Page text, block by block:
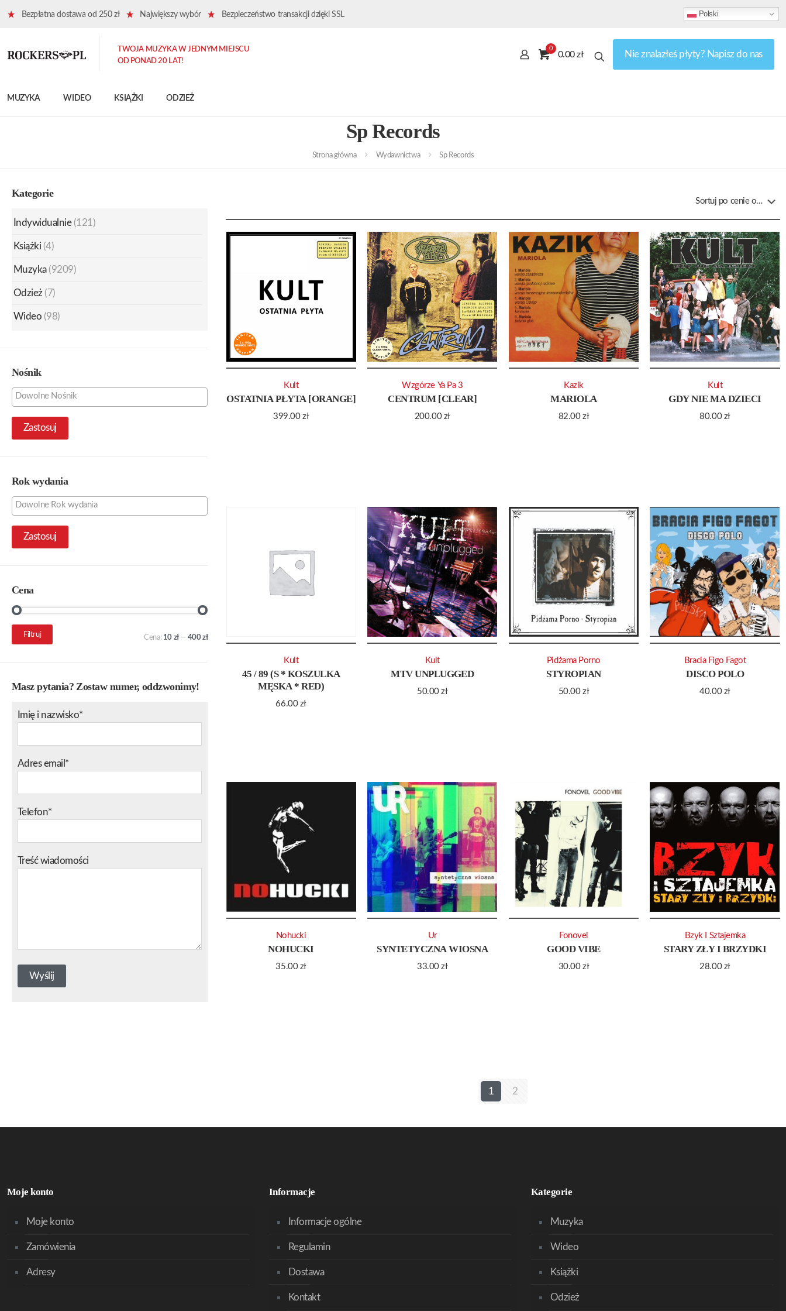
Bezpłatna dostawa od 250 zł Największy wybór Bezpieczeństwo transakcji dzięki SSL Polski
MUZYKA WIDEO KSIĄŻKI ODZIEŻ
TWOJA MUZYKA W JEDNYM MIEJSCU
OD PONAD 20 LAT!
0
0.00 zł Nie znalazłeś płyty? Napisz do nas
Sp Records
Strona główna Wydawnictwa Sp Records
OSTATNIA PŁYTA [ORANGE]
399.00zł
Kult
CENTRUM [CLEAR]
200.00 zł
Wzgórze Ya Pa 3
MARIOLA
82.00zł
Kazik
GDY NIE MA DZIECI
80.00 zł
Kult
45 / 89 (S * KOSZULKA
MĘSKA * RED)
66.00 zł
Kult
MTV UNPLUGGED
50.00zł
Kult
STYROPIAN
50.00zł
Pidżama Porno
DISCO POLO
40.00 zł
Bracia Figo Fagot
NOHUCKI
35.00 zł
Nohucki
SYNTETYCZNA WIOSNA
33.00zł
Ur
GOOD VIBE
30.00zł
Fonovel
STARY ZŁY I BRZYDKI
28.00 zł
Bzyk I Sztajemka
1 2
Kategorie
Indywidualnie (121)
Książki (4)
Muzyka (9209)
Odzież (7)
Wideo (98)
Nośnik
Zastosuj
Rok wydania
Zastosuj
Cena
Cena
min.
Cena
maks.
Filtruj Cena: 10 zł— 400 zł
Masz pytania? Zostaw numer, oddzwonimy!
Imię i nazwisko*
Adres email*
Telefon*
Treść wiadomości
Moje konto
Moje konto
Zamówienia
Adresy
Informacje
Informacje ogólne
Regulamin
Dostawa
Kontakt
Kategorie
Muzyka
Wideo
Książki
Odzież